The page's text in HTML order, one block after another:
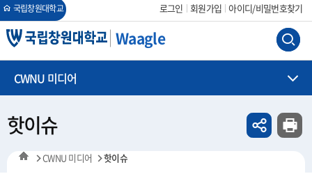
Waagle
국립창원대학교 로그인 회원가입 아이디/비밀번호찾기
CWNU 미디어
핫이슈
CWNU 미디어 핫이슈